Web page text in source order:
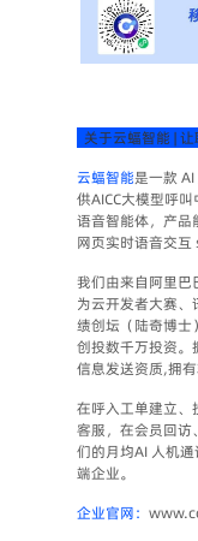
云蝠智能是一款
供AICC大模型呼
语音智能体，产品
我们由来自阿里巴
为云开发者大赛
绩创坛（陆奇博士
创投数千万投资。
信息发送资质,拥
在呼入工单建立、
客服，在会员回访
们的月均AI 人机
端企业。
企业官网：